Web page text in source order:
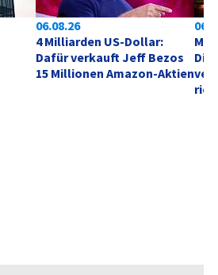
06.08.26
4 Milliarden US-Dollar:
Dafür verkauft Jeff Bezos
15 Millionen Amazon-Aktien